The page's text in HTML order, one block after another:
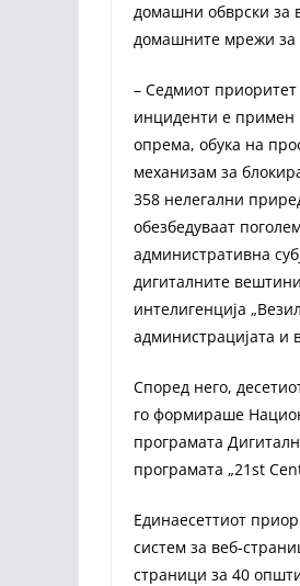
домашни обврски за
домашните мрежи
– Седмиот приоритет
инциденти е примен
опрема, обука на
механизам за
358 нелегални
обезбедуваат
административна
дигиталните
интелигенција
администрацијата и
Според него,
го формираше
програмата
програмата „21st
Единаесеттиот
систем за веб-
страници за 40